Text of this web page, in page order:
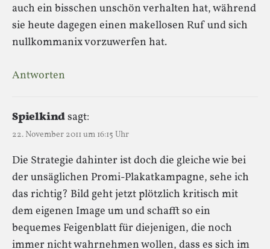
auch ein bisschen unschön verhalten hat, während
sie heute dagegen einen makellosen Ruf und sich
nullkommanix vorzuwerfen hat.
Antworten
Spielkindsagt:
22. November 2011 um 16:15 Uhr
Die Strategie dahinter ist doch die gleiche wie bei
der unsäglichen Promi-Plakatkampagne, sehe ich
das richtig? Bild geht jetzt plötzlich kritisch mit
dem eigenen Image um und schafft so ein
bequemes Feigenblatt für diejenigen, die noch
immer nicht wahrnehmen wollen, dass es sich im